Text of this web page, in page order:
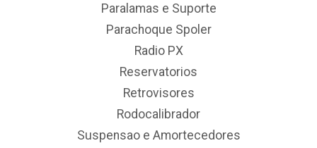
Paralamas e Suporte
Parachoque Spoler
Radio PX
Reservatorios
Retrovisores
Rodocalibrador
Suspensao e Amortecedores